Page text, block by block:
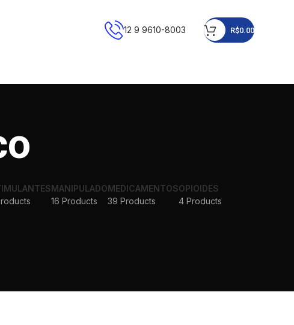
12 9 9610-8003 R$0.00
MANIPULADO
16 Products
MEDICAMENTOS
39 Products
OPIOIDES
4 Products